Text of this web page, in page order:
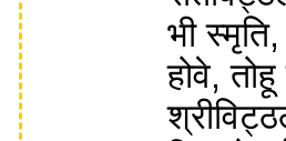
भी
होवे,